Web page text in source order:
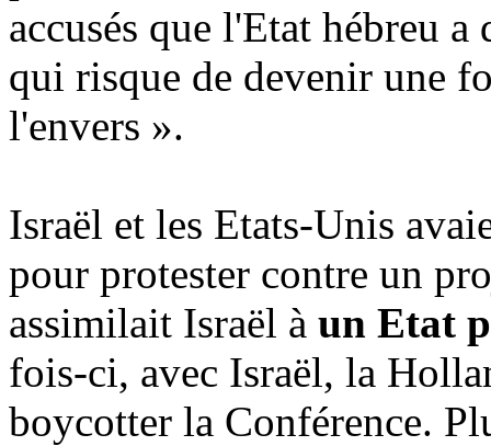
accusés que l'Etat hébreu a
qui risque de devenir une
l'envers ».
Israël et les Etats-Unis
pour protester contre un
assimilait Israël à un Etat
fois-ci, avec Israël, la
boycotter la Conférence.